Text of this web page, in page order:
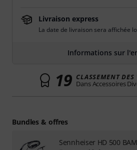
Livraison express
La date de livraison sera affichée
Informations sur
19 CLASSEMENT DES
Dans Accessoires
Bundles & offres
Sennheiser HD 500